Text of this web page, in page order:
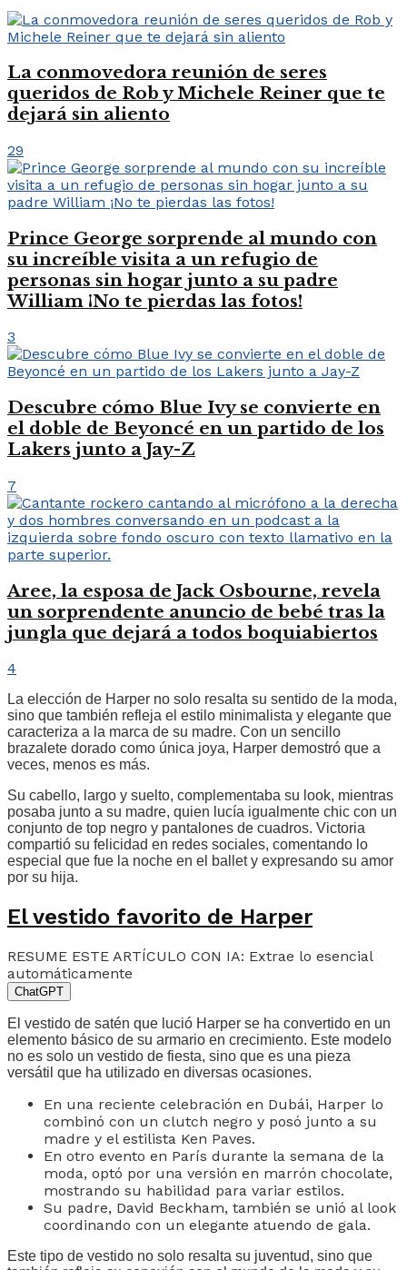
La conmovedora reunión de seres
queridos de Rob y Michele Reiner que te
dejará sin aliento
29
Prince George sorprende al mundo con
su increíble visita a un refugio de
personas sin hogar junto a su padre
William ¡No te pierdas las fotos!
3
Descubre cómo Blue Ivy se convierte en
el doble de Beyoncé en un partido de los
Lakers junto a Jay-Z
7
Aree, la esposa de Jack Osbourne, revela
un sorprendente anuncio de bebé tras la
jungla que dejará a todos boquiabiertos
4
La elección de Harper no solo resalta su sentido de la moda,
sino que también refleja el estilo minimalista y elegante que
caracteriza a la marca de su madre. Con un sencillo
brazalete dorado como única joya, Harper demostró que a
veces, menos es más.
Su cabello, largo y suelto, complementaba su look, mientras
posaba junto a su madre, quien lucía igualmente chic con un
conjunto de top negro y pantalones de cuadros. Victoria
compartió su felicidad en redes sociales, comentando lo
especial que fue la noche en el ballet y expresando su amor
por su hija.
El vestido favorito de Harper
RESUME ESTE ARTÍCULO CON IA: Extrae lo esencial
automáticamente
ChatGPT
El vestido de satén que lució Harper se ha convertido en un
elemento básico de su armario en crecimiento. Este modelo
no es solo un vestido de fiesta, sino que es una pieza
versátil que ha utilizado en diversas ocasiones.
En una reciente celebración en Dubái, Harper lo
combinó con un clutch negro y posó junto a su
madre y el estilista Ken Paves.
En otro evento en París durante la semana de la
moda, optó por una versión en marrón chocolate,
mostrando su habilidad para variar estilos.
Su padre, David Beckham, también se unió al look
coordinando con un elegante atuendo de gala.
Este tipo de vestido no solo resalta su juventud, sino que